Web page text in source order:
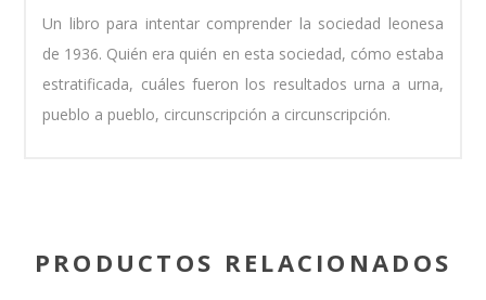
Un libro para intentar comprender la sociedad leonesa
de 1936. Quién era quién en esta sociedad, cómo estaba
estratificada, cuáles fueron los resultados urna a urna,
pueblo a pueblo, circunscripción a circunscripción.
PRODUCTOS RELACIONADOS